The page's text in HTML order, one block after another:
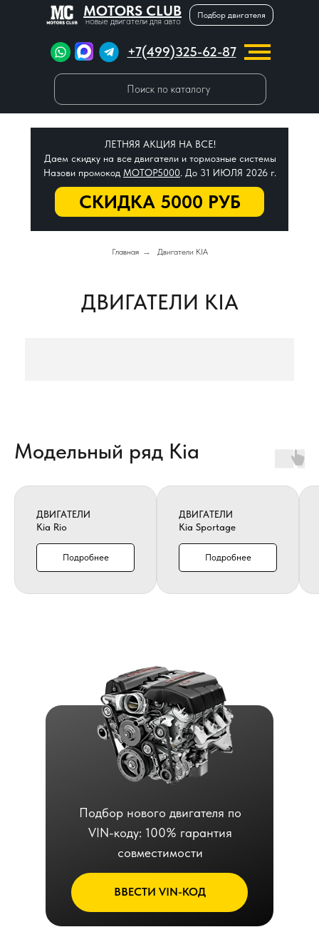
MOTORS CLUB
новые двигатели для авто
Подбор двигателя
+7(499)325-62-87
Поиск по каталогу
СКИДКА 5000 РУБ
ЛЕТНЯЯ АКЦИЯ НА ВСЕ!
Даем скидку на все двигатели и тормозные системы
Назови промокод МОТОР5000. До 31 ИЮЛЯ 2026 г.
Главная → Двигатели KIA
ДВИГАТЕЛИ KIA
Модельный ряд Kia
ДВИГАТЕЛИ
Kia Rio
Подробнее
ДВИГАТЕЛИ
Kia Sportage
Подробнее
ВВЕСТИ VIN-КОД
Подбор нового двигателя по
VIN-коду: 100% гарантия
совместимости